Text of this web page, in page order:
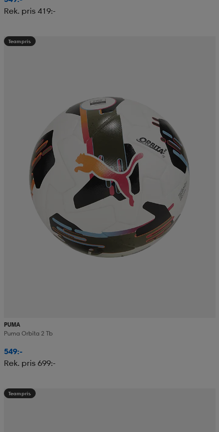
Rek. pris 419:-
Teampris
PUMA
Puma Orbita 2 Tb
549:-
Rek. pris 699:-
Teampris